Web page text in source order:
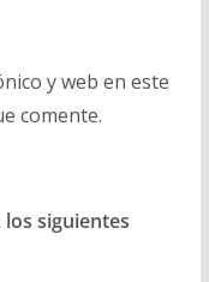
y web en este
comente.
siguientes